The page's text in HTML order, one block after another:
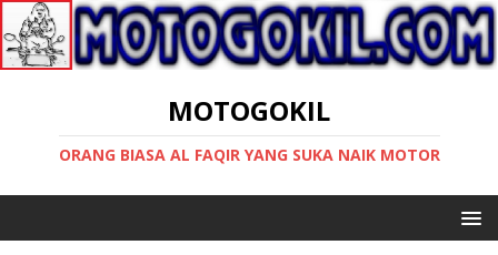
MOTOGOKIL
ORANG BIASA AL FAQIR YANG SUKA NAIK MOTOR